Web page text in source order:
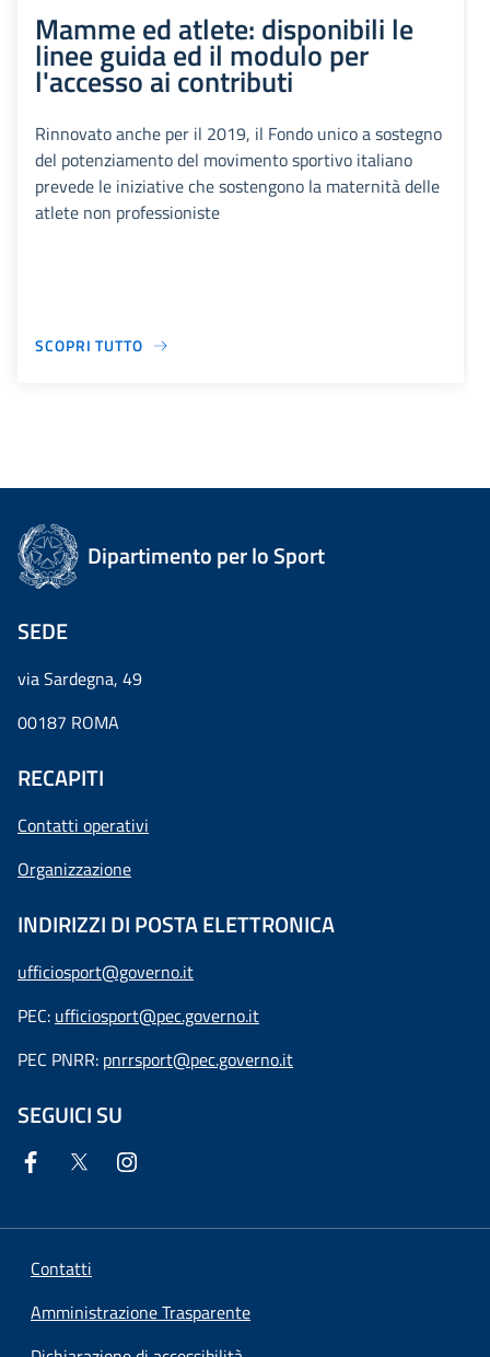
Mamme ed atlete: disponibili le
linee guida ed il modulo per
l'accesso ai contributi
Rinnovato anche per il 2019, il Fondo unico a sostegno
del potenziamento del movimento sportivo italiano
prevede le iniziative che sostengono la maternità delle
atlete non professioniste
SCOPRI TUTTO
Dipartimento per lo Sport
SEDE
via Sardegna, 49
00187 ROMA
RECAPITI
Contatti operativi
Organizzazione
INDIRIZZI DI POSTA ELETTRONICA
ufficiosport@governo.it
PEC: ufficiosport@pec.governo.it
PEC PNRR: pnrrsport@pec.governo.it
SEGUICI SU
Contatti
Amministrazione Trasparente